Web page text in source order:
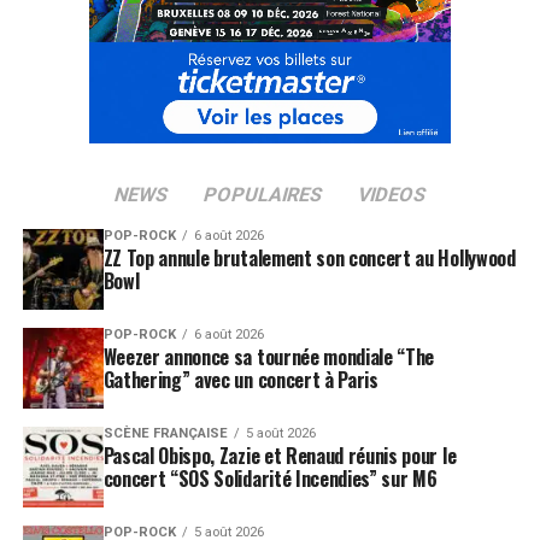
NEWS POPULAIRES VIDEOS
POP-ROCK 6 août 2026
ZZ Top annule brutalement son concert au Hollywood
Bowl
POP-ROCK 6 août 2026
Weezer annonce sa tournée mondiale “The
Gathering” avec un concert à Paris
SCÈNE FRANÇAISE 5 août 2026
Pascal Obispo, Zazie et Renaud réunis pour le
concert “SOS Solidarité Incendies” sur M6
POP-ROCK 5 août 2026